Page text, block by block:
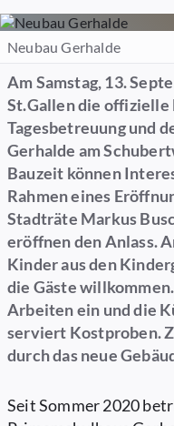
Neubau Gerhalde
Am Samstag, 13.
St.Gallen die offizielle
Tagesbetreuung und
Gerhalde am
Bauzeit können
Rahmen eines
Stadträte Markus
eröffnen den Anlass.
Kinder aus den
die Gäste
Arbeiten ein und die
serviert Kostproben.
durch das neue
Seit Sommer 2020